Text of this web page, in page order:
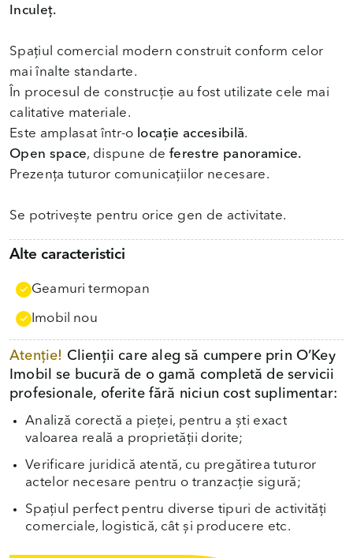
Inculeț.
Spațiul comercial modern construit conform celor
mai înalte standarte.
În procesul de construcție au fost utilizate cele mai
calitative materiale.
Este amplasat într-o locație accesibilă
Open space, dispune de ferestre panoramice.
Prezența tuturor comunicațiilor necesare.
Se potrivește pentru orice gen de activitate.
Alte caracteristici
Geamuri termopan
Imobil nou
Atenție! Clienții care aleg să cumpere prin O’Key
Imobil se bucură de o gamă completă de servicii
profesionale, oferite fără niciun cost suplimentar:
Analiză corectă a pieței, pentru a ști exact
valoarea reală a proprietății dorite;
Verificare juridică atentă, cu pregătirea tuturor
actelor necesare pentru o tranzacție sigură;
Spațiul perfect pentru diverse tipuri de activități
comerciale, logistică, cât și producere etc.